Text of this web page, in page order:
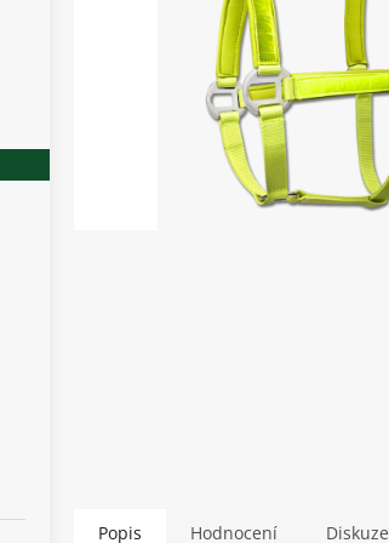
Popis Hodnocení Diskuze